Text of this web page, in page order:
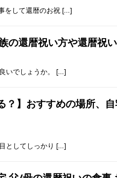
をして還暦のお祝 […]
の還暦祝い方や還暦祝
いでしょうか。 […]
？】おすすめの場所、
としてしっかり […]